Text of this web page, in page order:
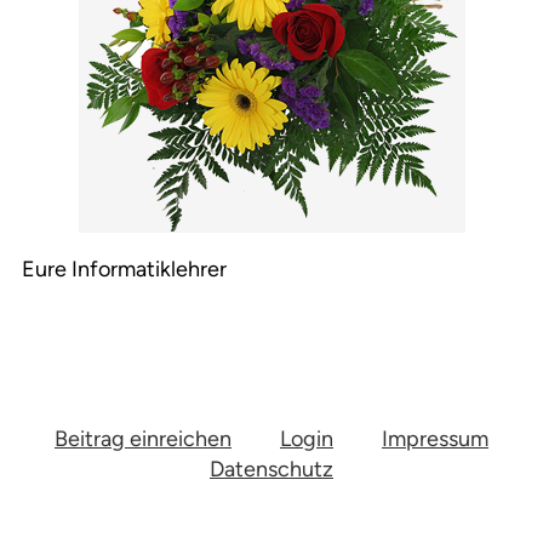
Eure Informatiklehrer
Beitrag einreichen Login
Impressum
Datenschutz